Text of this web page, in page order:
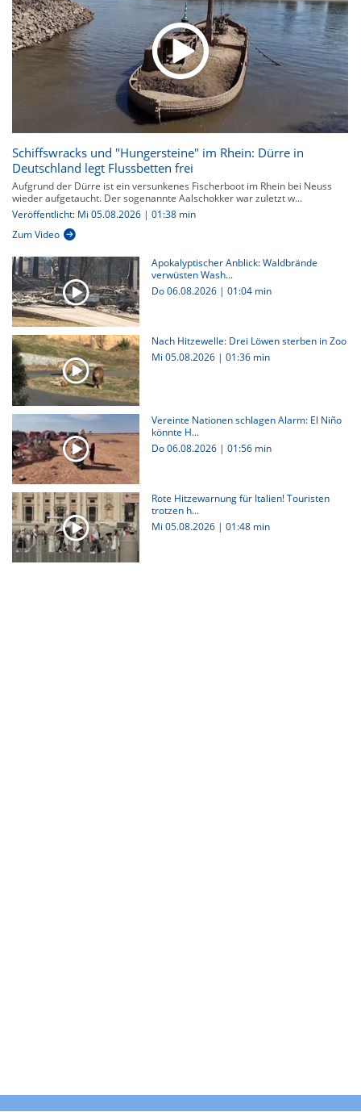
Schiffswracks und "Hungersteine" im Rhein: Dürre in
Deutschland legt Flussbetten frei
Aufgrund der Dürre ist ein versunkenes Fischerboot im Rhein bei Neuss
wieder aufgetaucht. Der sogenannte Aalschokker war zuletzt w...
Veröffentlicht: Mi 05.08.2026 | 01:38 min
Zum Video
Apokalyptischer Anblick: Waldbrände
verwüsten Wash...
Do 06.08.2026 | 01:04 min
Nach Hitzewelle: Drei Löwen sterben in Zoo
Mi 05.08.2026 | 01:36 min
Vereinte Nationen schlagen Alarm: El Niño
könnte H...
Do 06.08.2026 | 01:56 min
Rote Hitzewarnung für Italien! Touristen
trotzen h...
Mi 05.08.2026 | 01:48 min